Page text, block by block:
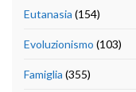
Eutanasia (154)
Evoluzionismo (103)
Famiglia (355)